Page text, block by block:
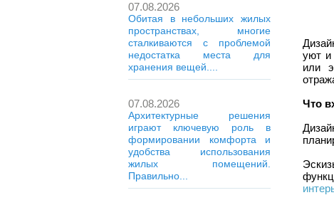
07.08.2026
Обитая в небольших жилых
пространствах, многие
сталкиваются с проблемой
недостатка места для
хранения вещей....
07.08.2026
Архитектурные решения
играют ключевую роль в
формировании комфорта и
удобства использования
жилых помещений.
Правильно...
уют и
или
Что